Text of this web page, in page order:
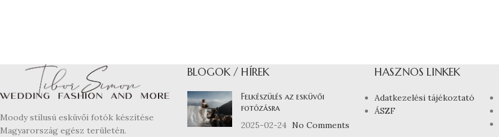
Moody stílusú esküvői fotók készítése
Magyarország egész területén.
BLOGOK / HÍREK
Felkészülés az esküvői
fotózásra
2025-02-24 No Comments
HASZNOS LINKEK
Adatkezelési tájékoztató
ÁSZF